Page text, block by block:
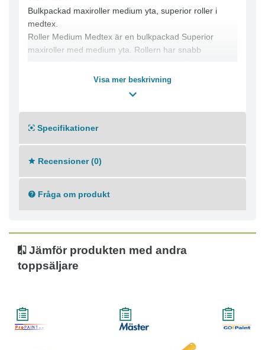
Bulkpackad maxiroller medium yta, superior roller i
medtex.
Roller Medium Medtex är en bulkpackad Superior
maxiroller med medium yta. Rollern har snabb
även tjänar som förvaring. Bra och miljövänligt.
generationen Mäster rollers slår det mesta!
Visa mer beskrivning
Specifikationer
Recensioner (0)
Fråga om produkt
Jämför produkten med andra
toppsäljare